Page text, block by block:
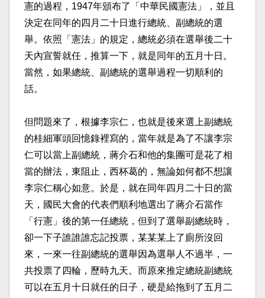
憲的過程，1947年頒布了「中華民國憲法」，並且
決定在同年的四月二十日進行總統、副總統的選
舉。依照「憲法」的規定，總統必須在選舉後二十
天內宣誓就任，推算一下，就是同年的五月十日。
當然，如果總統、副總統的選舉過程一切順利的
話。
但問題來了，根據李宗仁，也就是後來選上副總統
的桂細軍頭回憶錄裡寫的，當年就是為了不讓李宗
仁可以當上副總統，蔣介石和他的集團可是花了相
當的辦法，東阻止，西杯葛的，無論如何都不想讓
李宗仁稱心如意。於是，就在同年四月二十日的當
天，國民大會的代表們順利地選出了蔣介石當作
「行憲」後的第一任總統，但到了選舉副總統時，
卻一下子誰誰誰忘記投票，某某某上了廁所沒回
來，一來一往副總統的選舉因為選舉人不過半，一
共投票了四輪，歷時九天。而原來推定總統副總統
可以在五月十日就任的日子，硬是給拖到了五月二